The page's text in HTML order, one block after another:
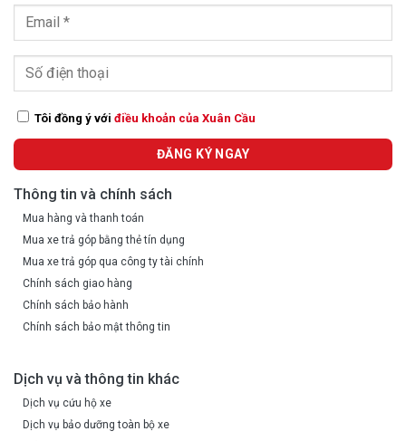
Tôi đồng ý với điều khoản của Xuân Cầu
Thông tin và chính sách
Mua hàng và thanh toán
Mua xe trả góp bằng thẻ tín dụng
Mua xe trả góp qua công ty tài chính
Chính sách giao hàng
Chính sách bảo hành
Chính sách bảo mật thông tin
Dịch vụ và thông tin khác
Dịch vụ cứu hộ xe
Dịch vụ bảo dưỡng toàn bộ xe